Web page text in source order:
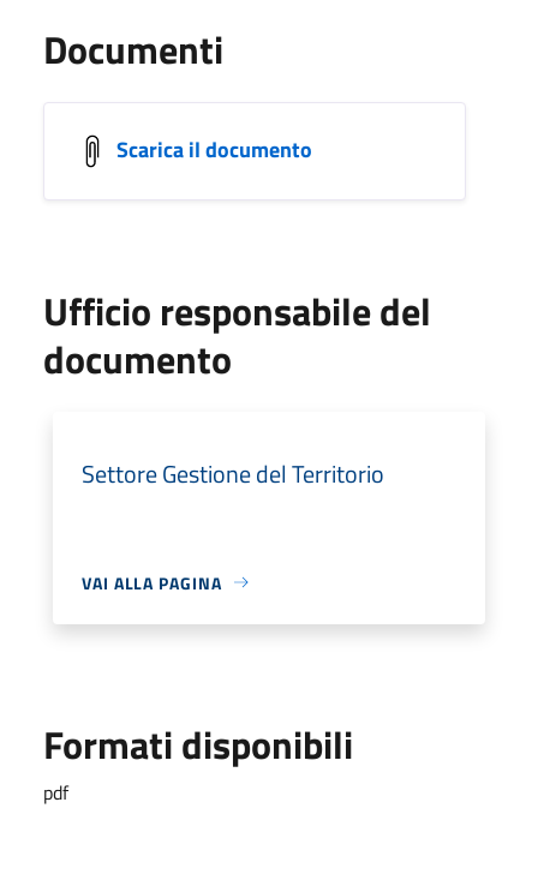
Documenti
Scarica il documento
Ufficio responsabile del
documento
Settore Gestione del Territorio
VAI ALLA PAGINA
Formati disponibili
pdf